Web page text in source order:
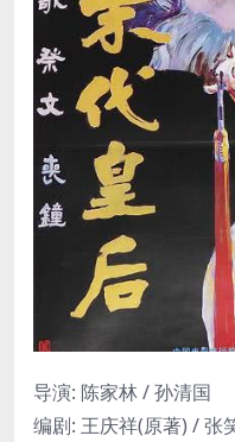
导演: 陈家林 / 孙清国
编剧: 王庆祥(原著) / 张